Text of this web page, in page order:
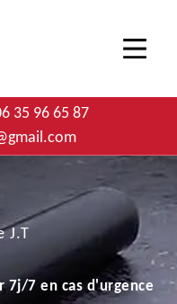
35 96 65 87
J.T
7j/7 en cas d'urgence